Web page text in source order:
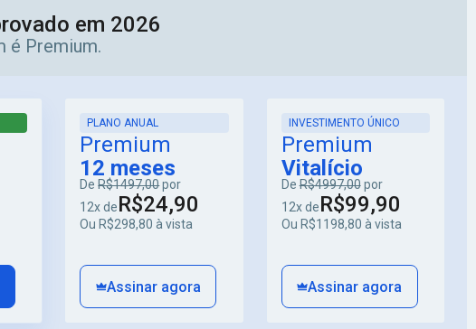
em 2026
é Premium.
PLANO ANUAL
Premium
12 meses
DeR$1497,00por
12x deR$24,90
Ou R$298,80 à vista
Assinar agora
INVESTIMENTO ÚNICO
Premium
Vitalício
DeR$4997,00por
12x deR$99,90
Ou R$1198,80 à vista
Assinar agora